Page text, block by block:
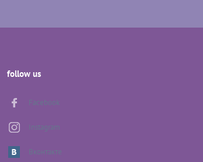
follow us
Facebook
Instagram
Вконтакте